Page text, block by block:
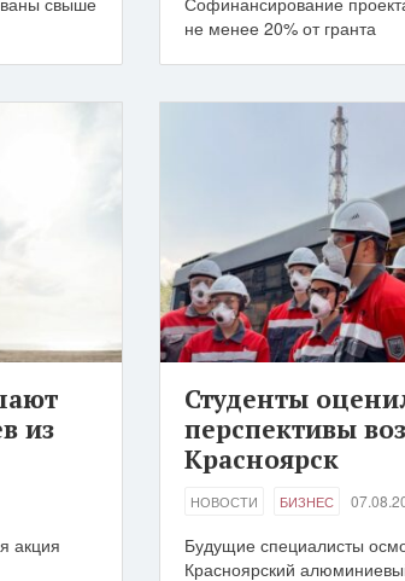
не менее 20% от гранта
из
акция
Студенты
перспективы
Красноярск
НОВОСТИ БИЗНЕС
Будущие специалисты
Красноярский